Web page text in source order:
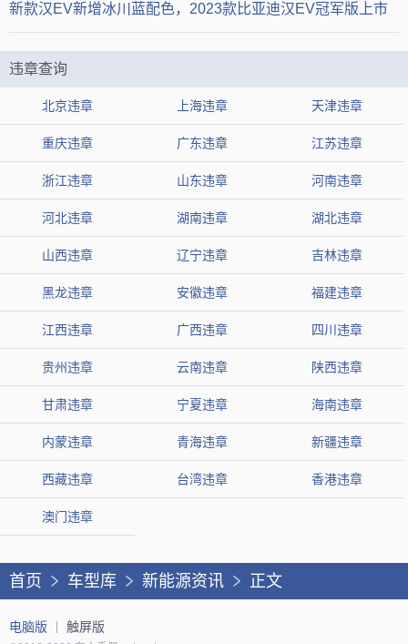
新款汉EV新增冰川蓝配色，2023款比亚迪汉EV冠军版上市
违章查询
北京违章 上海违章 天津违章
重庆违章 广东违章 江苏违章
浙江违章 山东违章 河南违章
河北违章 湖南违章 湖北违章
山西违章 辽宁违章 吉林违章
黑龙违章 安徽违章 福建违章
江西违章 广西违章 四川违章
贵州违章 云南违章 陕西违章
甘肃违章 宁夏违章 海南违章
内蒙违章 青海违章 新疆违章
西藏违章 台湾违章 香港违章
澳门违章
首页 车型库 新能源资讯 正文
电脑版 触屏版